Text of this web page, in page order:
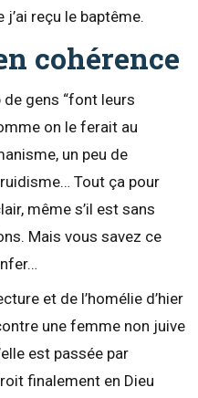
reçu le baptême.
cohérence
gens “font leurs
on le ferait au
un peu de
Tout ça pour
même s’il est sans
Mais vous savez ce
et de l’homélie d’hier
une femme non juive
est passée par
finalement en Dieu